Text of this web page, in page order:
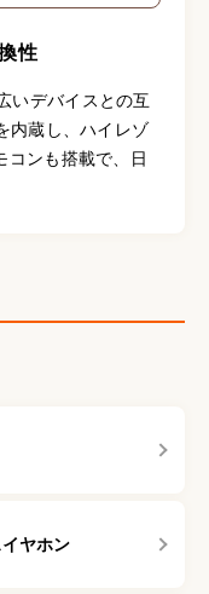
性
いデバイスとの互
内蔵し、ハイレゾ
コンも搭載で、日
ヤホン